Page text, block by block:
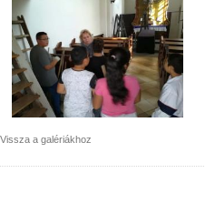
Vissza a galériákhoz